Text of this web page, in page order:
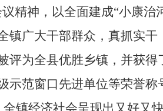
精神，以全面建成“小康治
镇广大干部群众，真抓实干
评为全县优胜乡镇，并获
范窗口先进单位等荣誉称
全镇经济社会呈现出又好又